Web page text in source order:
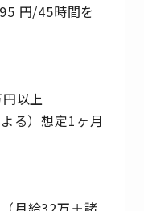
円/45時間を
以上
る）想定1ヶ月